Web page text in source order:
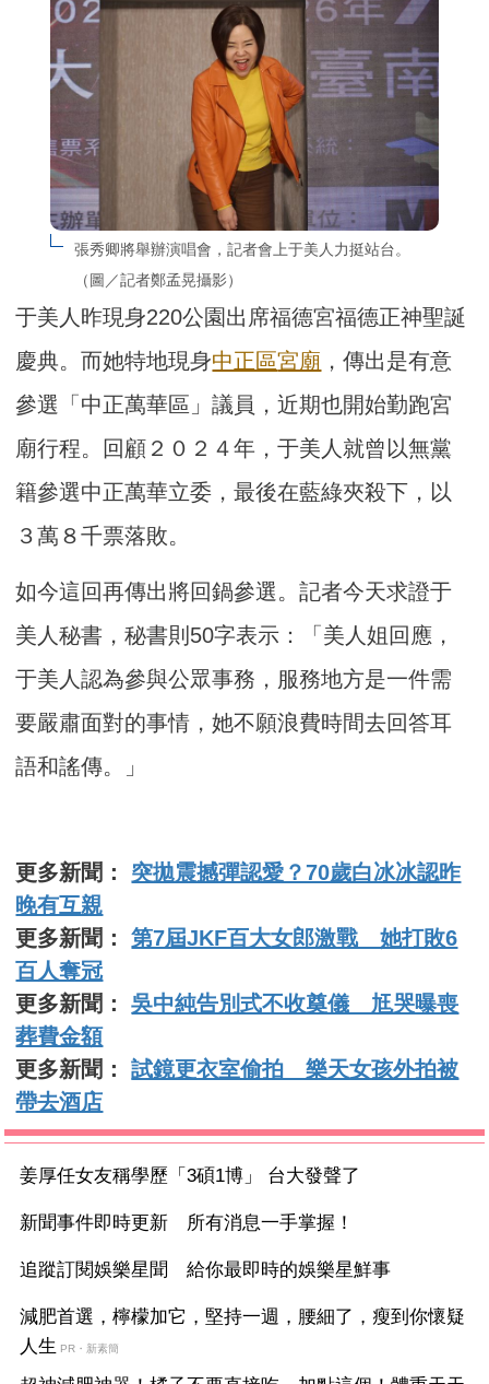
張秀卿將舉辦演唱會，記者會上于美人力挺站台。
（圖／記者鄭孟晃攝影）
于美人昨現身220公園出席福德宮福德正神聖誕
慶典。而她特地現身中正區宮廟 ，傳出是有意
參選「中正萬華區」議員，近期也開始勤跑宮
廟行程。回顧２０２４年，于美人就曾以無黨
籍參選中正萬華立委，最後在藍綠夾殺下，以
３萬８千票落敗。
如今這回再傳出將回鍋參選。記者今天求證于
美人秘書，秘書則50字表示：「美人姐回應，
于美人認為參與公眾事務，服務地方是一件需
要嚴肅面對的事情，她不願浪費時間去回答耳
語和謠傳。」
更多新聞： 突拋震撼彈認愛？70歲白冰冰認昨
晚有互親
更多新聞：第7屆JKF百大女郎激戰 她打敗6
百人奪冠
更多新聞：吳中純告別式不收奠儀 尪哭曝喪
葬費金額
更多新聞：試鏡更衣室偷拍 樂天女孩外拍被
帶去酒店
姜厚任女友稱學歷「3碩1博」 台大發聲了
新聞事件即時更新 所有消息一手掌握！
追蹤訂閱娛樂星聞 給你最即時的娛樂星鮮事
減肥首選，檸檬加它，堅持一週，腰細了，瘦到你懷疑
人生
PR・新素簡